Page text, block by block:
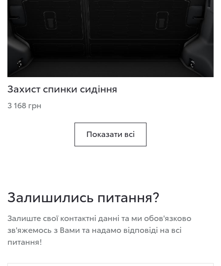
Захист спинки сидіння
3 168 грн
Показати всі
Залишились питання?
Залиште свої контактні данні та ми обов'язково
зв'яжемось з Вами та надамо відповіді на всі
питання!